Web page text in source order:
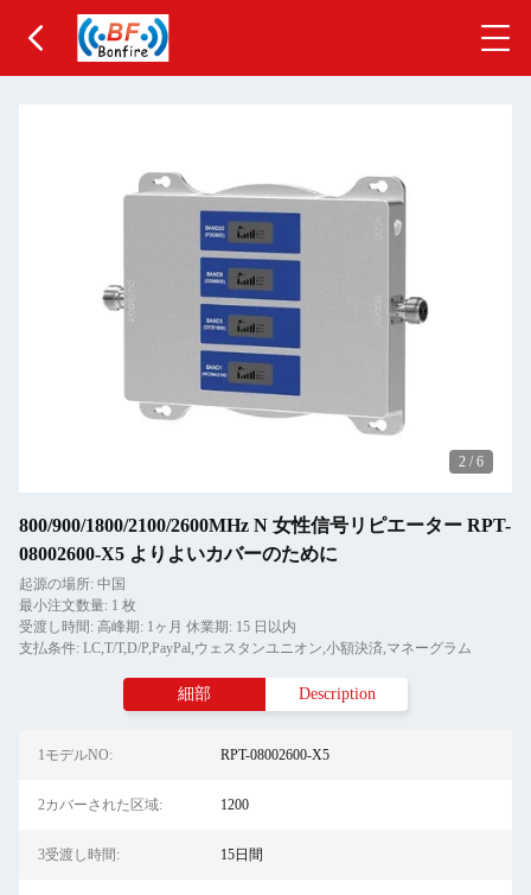
2 / 6
800/900/1800/2100/2600MHz N 女性信号リピエーター RPT-
08002600-X5 よりよいカバーのために
起源の場所: 中国
最小注文数量: 1 枚
受渡し時間: 高峰期: 1ヶ月 休業期: 15 日以内
支払条件: LC,T/T,D/P,PayPal,ウェスタンユニオン,小額決済,マネーグラム
細部 Description
1モデルNO: RPT-08002600-X5
2カバーされた区域: 1200
3受渡し時間: 15日間